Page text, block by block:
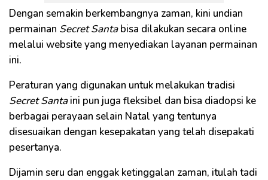
Dengan semakin berkembangnya zaman, kini undian
permainan Secret Santabisa dilakukan secara online
melalui website yang menyediakan layanan permainan
ini.
Peraturan yang digunakan untuk melakukan tradisi
Secret Santaini pun juga fleksibel dan bisa diadopsi ke
berbagai perayaan selain Natal yang tentunya
disesuaikan dengan kesepakatan yang telah disepakati
pesertanya.
Dijamin seru dan enggak ketinggalan zaman, itulah tadi